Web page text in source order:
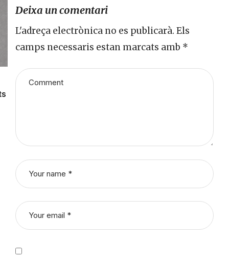
Deixa un comentari
L'adreça electrònica no es publicarà. Els
camps necessaris estan marcats amb *